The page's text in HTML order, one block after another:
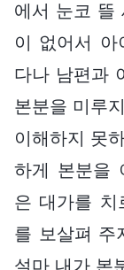
에서 눈코 뜰
이 없어서 아
다나 남편과
본분을 미루
이해하지 못
하게 본분을
은 대가를 치
를 보살펴 주
설마 내가 본